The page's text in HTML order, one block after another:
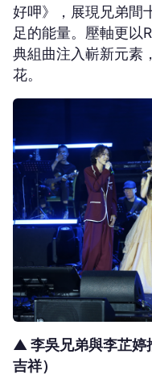
好呷》，展現兄弟間
足的能量。壓軸更以
典組曲注入嶄新元素
花。
▲ 李吳兄弟與李芷婷
吉祥）